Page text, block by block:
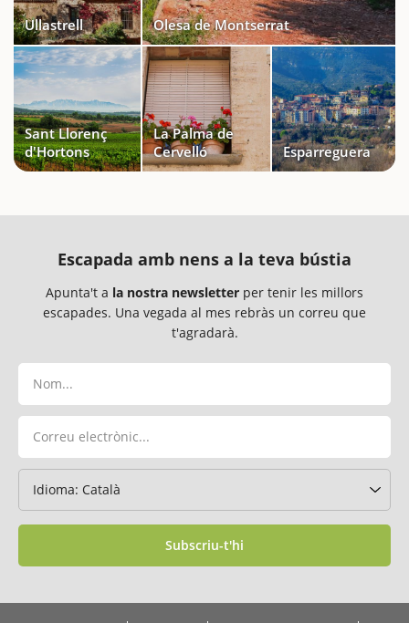
Ullastrell Olesa de Montserrat
Sant Llorenç
d'Hortons
La Palma de
Cervelló
Esparreguera
Escapada amb nens a la teva bústia
Apunta't a la nostra newsletter per tenir les millors
escapades. Una vegada al mes rebràs un correu que
t'agradarà.
Subscriu-t'hi